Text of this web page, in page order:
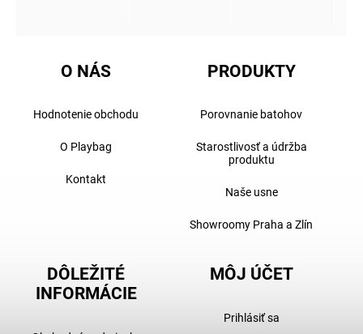
O NÁS
Hodnotenie obchodu
O Playbag
Kontakt
PRODUKTY
Porovnanie batohov
Starostlivosť a údržba
produktu
Naše usne
Showroomy Praha a Zlín
DÔLEŽITÉ
INFORMÁCIE
MÔJ ÚČET
Prihlásiť sa